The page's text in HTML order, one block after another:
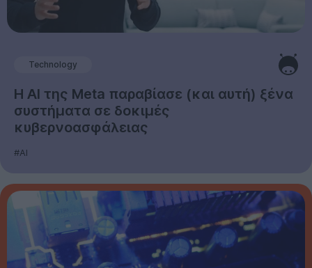
Technology
Η AI της Meta παραβίασε (και αυτή) ξένα
συστήματα σε δοκιμές
κυβερνοασφάλειας
#AI